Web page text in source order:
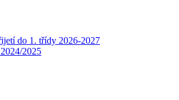
do 1. třídy 2026-2027
2025